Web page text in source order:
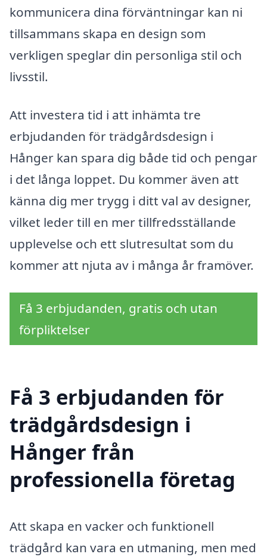
kommunicera dina förväntningar kan ni
tillsammans skapa en design som
verkligen speglar din personliga stil och
livsstil.
Att investera tid i att inhämta tre
erbjudanden för trädgårdsdesign i
Hånger kan spara dig både tid och pengar
i det långa loppet. Du kommer även att
känna dig mer trygg i ditt val av designer,
vilket leder till en mer tillfredsställande
upplevelse och ett slutresultat som du
kommer att njuta av i många år framöver.
Få 3 erbjudanden, gratis och utan
förpliktelser
Få 3 erbjudanden för
trädgårdsdesign i
Hånger från
professionella företag
Att skapa en vacker och funktionell
trädgård kan vara en utmaning, men med